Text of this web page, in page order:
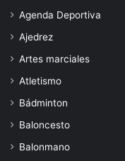
Agenda Deportiva
Ajedrez
Artes marciales
Atletismo
Bádminton
Baloncesto
Balonmano